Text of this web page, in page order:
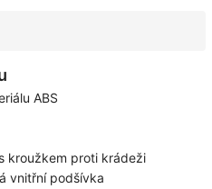
ABS
kroužkem proti krádeži
vnitřní podšívka